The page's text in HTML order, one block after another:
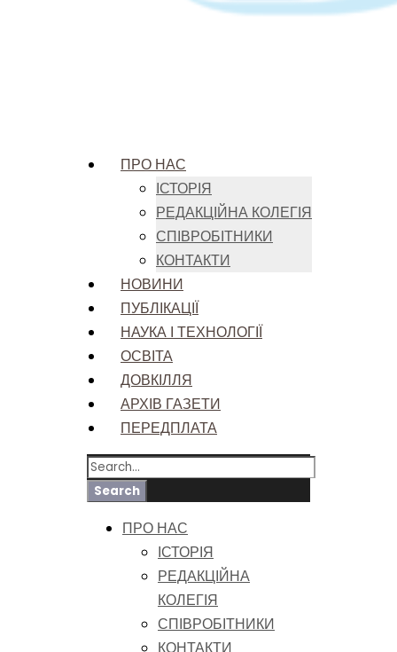
ПРО НАС
ІСТОРІЯ
РЕДАКЦІЙНА КОЛЕГІЯ
СПІВРОБІТНИКИ
КОНТАКТИ
НОВИНИ
ПУБЛІКАЦІЇ
НАУКА І ТЕХНОЛОГІЇ
ОСВІТА
ДОВКІЛЛЯ
АРХІВ ГАЗЕТИ
ПЕРЕДПЛАТА
ПРО НАС
ІСТОРІЯ
РЕДАКЦІЙНА
КОЛЕГІЯ
СПІВРОБІТНИКИ